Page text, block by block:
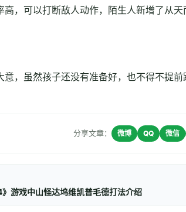
，可以打断敌人动作，陌生人新增了从天
，虽然孩子还没有准备好，也不得不提前
分享文章： 微博 QQ 微信
》游戏中山怪达坞维凯普毛德打法介绍